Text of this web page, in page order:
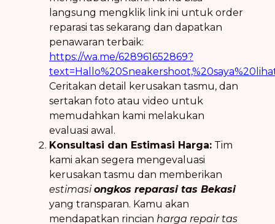
langsung mengklik link ini untuk order
reparasi tas sekarang dan dapatkan
penawaran terbaik:
https://wa.me/628961652869?
Ceritakan detail kerusakan tasmu, dan
sertakan foto atau video untuk
memudahkan kami melakukan
evaluasi awal.
Konsultasi dan Estimasi Harga: Tim
kami akan segera mengevaluasi
kerusakan tasmu dan memberikan
estimasiongkos reparasi tas Bekasi
yang transparan. Kamu akan
mendapatkan rincian harga repair tas